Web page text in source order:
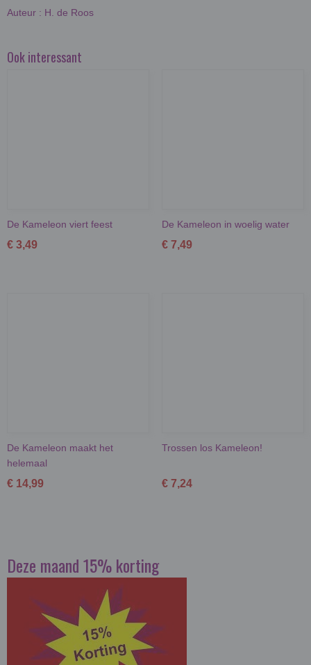
Auteur : H. de Roos
Ook interessant
De Kameleon viert feest
€ 3,49
De Kameleon in woelig water
€ 7,49
De Kameleon maakt het
helemaal
€ 14,99
Trossen los Kameleon!
€ 7,24
Deze maand 15% korting